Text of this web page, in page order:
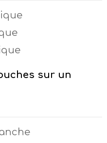
sur un